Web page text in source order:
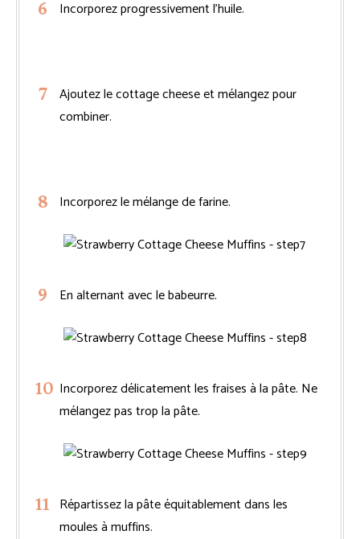
Incorporez progressivement l’huile.
Ajoutez le cottage cheese et mélangez pour
combiner.
Incorporez le mélange de farine.
En alternant avec le babeurre.
Incorporez délicatement les fraises à la pâte. Ne
mélangez pas trop la pâte.
Répartissez la pâte équitablement dans les
moules à muffins.